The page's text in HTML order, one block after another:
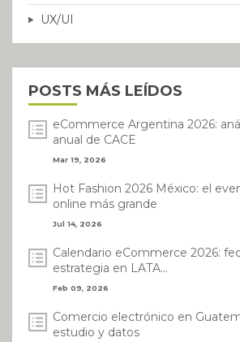
UX/UI
POSTS MÁS LEÍDOS
eCommerce Argentina 2026:
anual de CACE
Mar 19, 2026
Hot Fashion 2026 México: el
online más grande
Jul 14, 2026
Calendario eCommerce 2026:
estrategia en LATA...
Feb 09, 2026
Comercio electrónico en
estudio y datos